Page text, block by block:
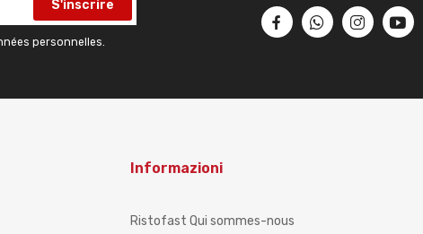
S'inscrire
personnelles.
Informazioni
Ristofast Qui sommes-nous